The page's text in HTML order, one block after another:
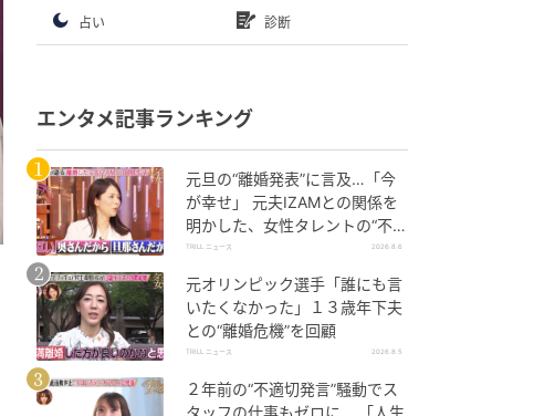
占い 診断
エンタメ記事ランキング
元旦の“離婚発表”に言及…「今
が幸せ」 元夫IZAMとの関係を
明かした、女性タレントの“不思
議な生活”
TRILL ニュース 2026.8.6
元オリンピック選手「誰にも言
いたくなかった」１３歳年下夫
との“離婚危機”を回顧
TRILL ニュース 2026.8.5
２年前の“不適切発言”騒動でス
タッフの仕事もゼロに… 「人生